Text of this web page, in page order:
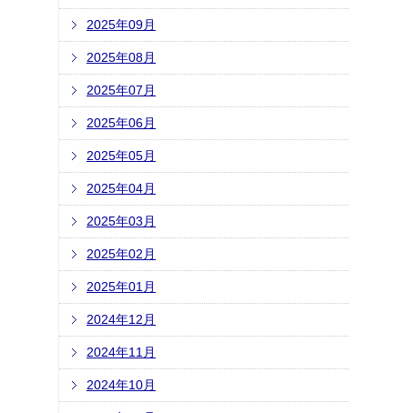
2025年09月
2025年08月
2025年07月
2025年06月
2025年05月
2025年04月
2025年03月
2025年02月
2025年01月
2024年12月
2024年11月
2024年10月